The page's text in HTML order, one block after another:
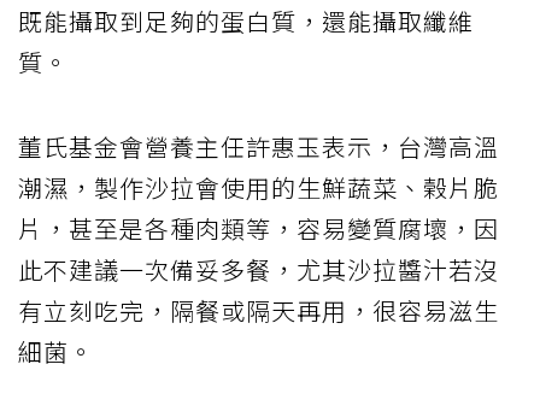
既能攝取到足夠的蛋白質，還能攝取纖維
質。
董氏基金會營養主任許惠玉表示，台灣高溫
潮濕，製作沙拉會使用的生鮮蔬菜、榖片脆
片，甚至是各種肉類等，容易變質腐壞，因
此不建議一次備妥多餐，尤其沙拉醬汁若沒
有立刻吃完，隔餐或隔天再用，很容易滋生
細菌。